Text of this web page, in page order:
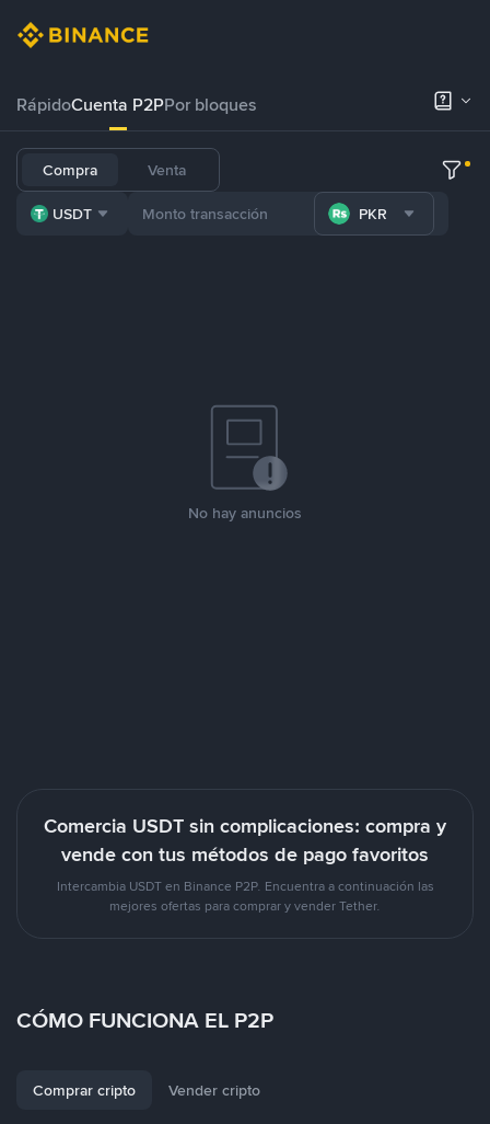
RápidoCuenta P2PPor bloques
Compra Venta
USDT PKR
No hay anuncios
Comercia USDT sin complicaciones: compra y
vende con tus métodos de pago favoritos
Intercambia USDT en Binance P2P. Encuentra a continuación las
mejores ofertas para comprar y vender Tether.
CÓMO FUNCIONA EL P2P
Comprar cripto Vender cripto